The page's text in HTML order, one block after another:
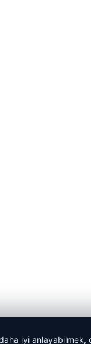
daha iyi